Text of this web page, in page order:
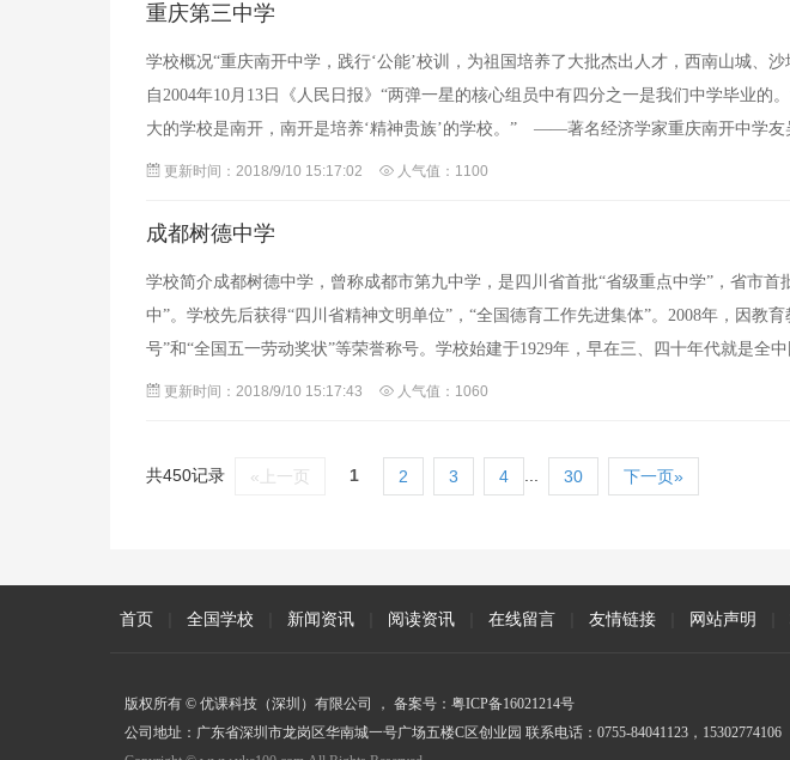
重庆第三中学
学校概况“重庆南开中学，践行‘公能’校训，为祖国培养了大批杰出人才，西南山城
自2004年10月13日《人民日报》“两弹一星的核心组员中有四分之一是我们中学毕业
大的学校是南开，南开是培养‘精神贵族’的学校。” ——著名经济学家重庆南开中学
——中国革命的先行者孙中山
更新时间：2018/9/10 15:17:02 人气值：1100
成都树德中学
学校简介成都树德中学，曾称成都市第九中学，是四川省首批“省级重点中学”，省市首
中”。学校先后获得“四川省精神文明单位”，“全国德育工作先进集体”。2008年，因教
号”和“全国五一劳动奖状”等荣誉称号。学校始建于1929年，早在三、四十年代就是全
开，西有树德”之称（摘自《大公报
更新时间：2018/9/10 15:17:43 人气值：1060
共450记录 «上一页 1 2 3 4 30 下一页»
首页 全国学校 新闻资讯 阅读资讯 在线留言 友情链接 网站声明
版权所有 © 优课科技（深圳）有限公司 ， 备案号：粤ICP备16021214号
公司地址：广东省深圳市龙岗区华南城一号广场五楼C区创业园 联系电话：0755-84041123，15302774106